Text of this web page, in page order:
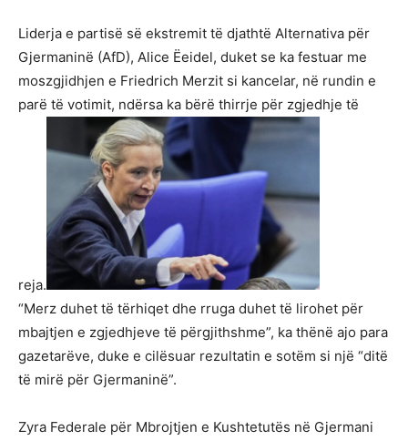
Liderja e partisë së ekstremit të djathtë Alternativa për
Gjermaninë (AfD), Alice Ëeidel, duket se ka festuar me
moszgjidhjen e Friedrich Merzit si kancelar, në rundin e
parë të votimit, ndërsa ka bërë thirrje për zgjedhje të
reja.
“Merz duhet të tërhiqet dhe rruga duhet të lirohet për
mbajtjen e zgjedhjeve të përgjithshme”, ka thënë ajo para
gazetarëve, duke e cilësuar rezultatin e sotëm si një “ditë
të mirë për Gjermaninë”.
Zyra Federale për Mbrojtjen e Kushtetutës në Gjermani